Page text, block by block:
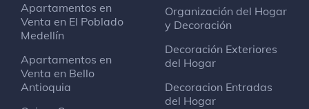
Estación Parnaso - ESSA
La Farra bar
Bar
Apartamentos en
Venta en El Poblado
Medellín
Apartamentos en
Venta en Bello
Antioquia
Organización del Hogar
y Decoración
Decoración Exteriores
del Hogar
Decoracion Entradas
del Hogar